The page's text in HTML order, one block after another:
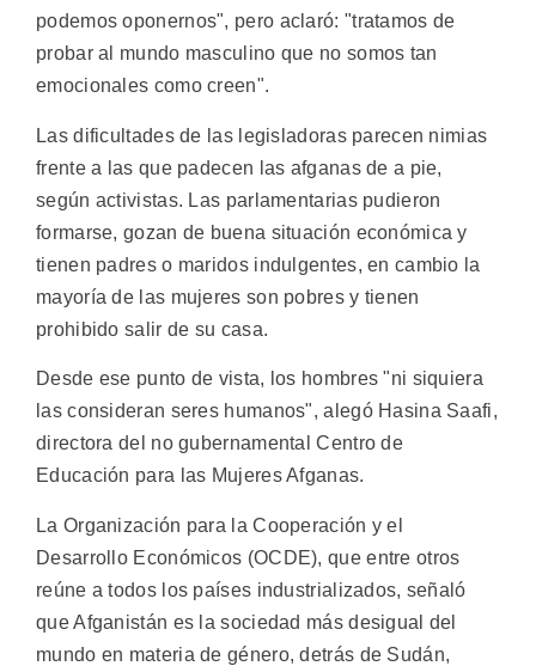
podemos oponernos", pero aclaró: "tratamos de
probar al mundo masculino que no somos tan
emocionales como creen".
Las dificultades de las legisladoras parecen nimias
frente a las que padecen las afganas de a pie,
según activistas. Las parlamentarias pudieron
formarse, gozan de buena situación económica y
tienen padres o maridos indulgentes, en cambio la
mayoría de las mujeres son pobres y tienen
prohibido salir de su casa.
Desde ese punto de vista, los hombres "ni siquiera
las consideran seres humanos", alegó Hasina Saafi,
directora del no gubernamental Centro de
Educación para las Mujeres Afganas.
La Organización para la Cooperación y el
Desarrollo Económicos (OCDE), que entre otros
reúne a todos los países industrializados, señaló
que Afganistán es la sociedad más desigual del
mundo en materia de género, detrás de Sudán,